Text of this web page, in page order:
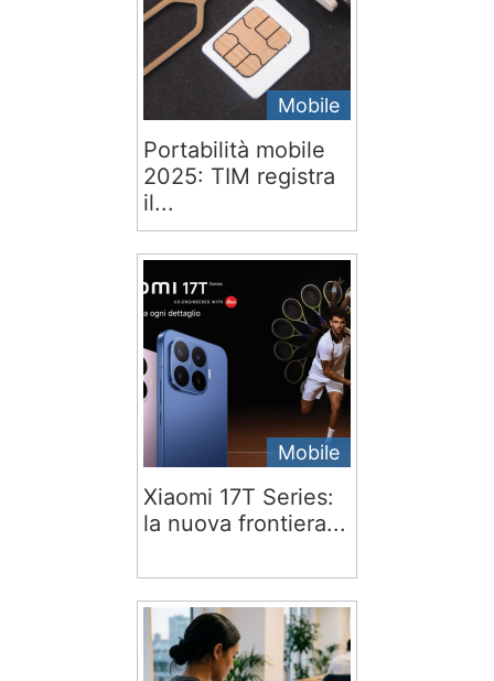
Mobile
Portabilità mobile
2025: TIM registra
il...
Mobile
Xiaomi 17T Series:
la nuova frontiera...